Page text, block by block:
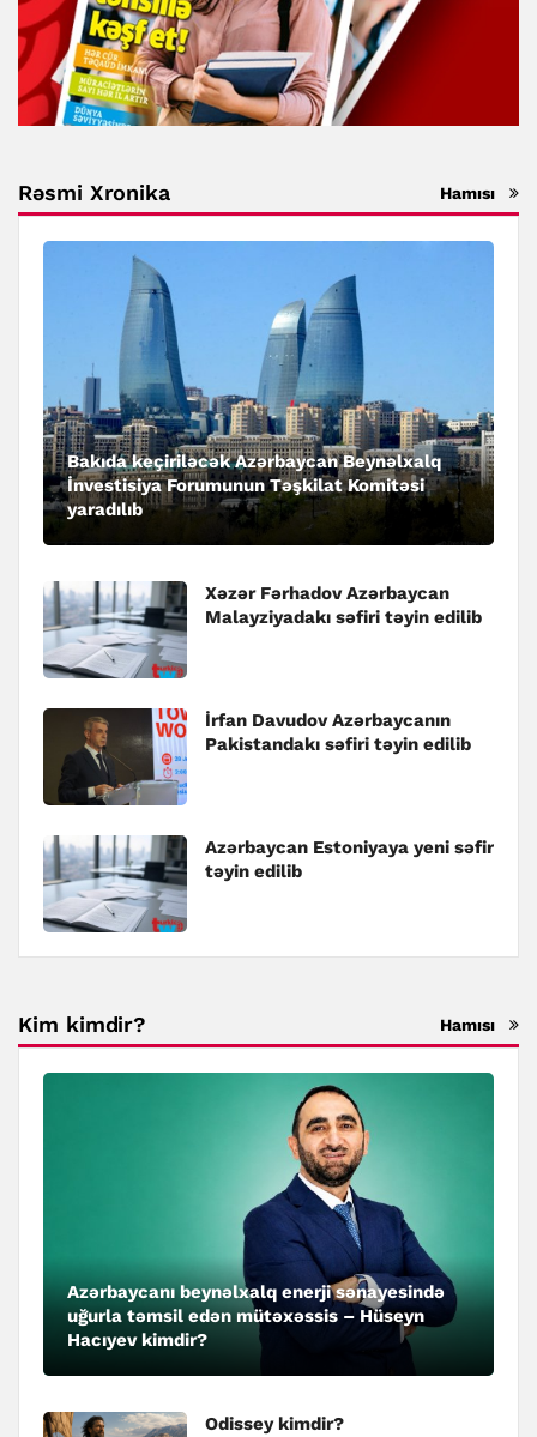
Rəsmi Xronika Hamısı
Bakıda keçiriləcək Azərbaycan Beynəlxalq
İnvestisiya Forumunun Təşkilat Komitəsi
yaradılıb
Xəzər Fərhadov Azərbaycan
Malayziyadakı səfiri təyin edilib
İrfan Davudov Azərbaycanın
Pakistandakı səfiri təyin edilib
Azərbaycan Estoniyaya yeni səfir
təyin edilib
Kim kimdir? Hamısı
Azərbaycanı beynəlxalq enerji sənayesində
uğurla təmsil edən mütəxəssis – Hüseyn
Hacıyev kimdir?
Odissey kimdir?